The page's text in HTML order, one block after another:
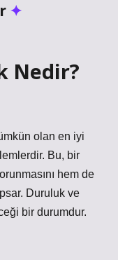
Nedir?
olan en iyi
Bu, bir
hem de
Duruluk ve
bir durumdur.